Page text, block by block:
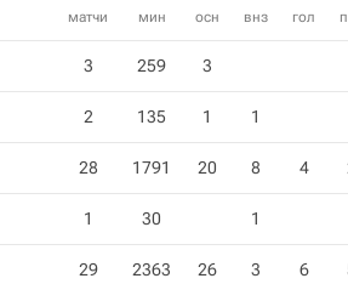
матчи мин осн внз гол
3 259 3
2 135 1 1
28 1791 20 8 4
1 30 1
29 2363 26 3 6